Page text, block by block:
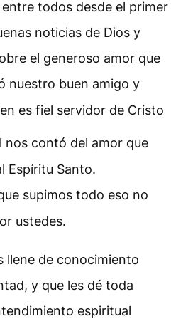
todos desde el primer
noticias de Dios y
el generoso amor que
nuestro buen amigo y
es fiel servidor de Cristo
nos contó del amor que
Espíritu Santo.
supimos todo eso no
ustedes.
llene de conocimiento
y que les dé toda
espiritual